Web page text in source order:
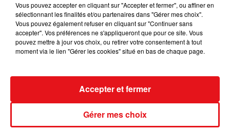
Bélier Taureau Gémeaux
Vous pouvez accepter en cliquant sur "Accepter et fermer", ou affiner en
sélectionnant les finalités et/ou partenaires dans "Gérer mes choix".
Vous pouvez également refuser en cliquant sur "Continuer sans
accepter". Vos préférences ne s'appliqueront que pour ce site. Vous
pouvez mettre à jour vos choix, ou retirer votre consentement à tout
moment via le lien "Gérer les cookies" situé en bas de chaque page.
Gérer mes choix
Accepter et fermer